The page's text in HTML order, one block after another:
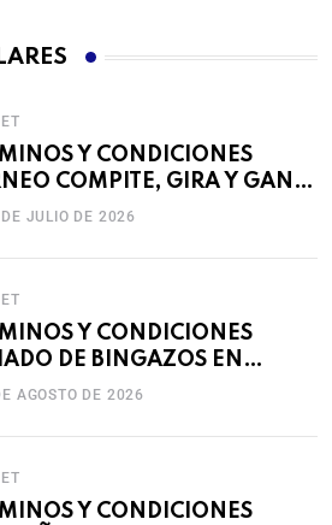
Y CONDICIONES
COMPITE, GIRA Y GANA
JULIO DE 2026
Y CONDICIONES
DE BINGAZOS EN
AGOSTO DE 2026
Y CONDICIONES